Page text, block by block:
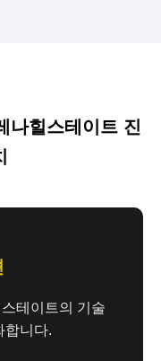
나힐스테이트 진
테이트의 기술
합니다.